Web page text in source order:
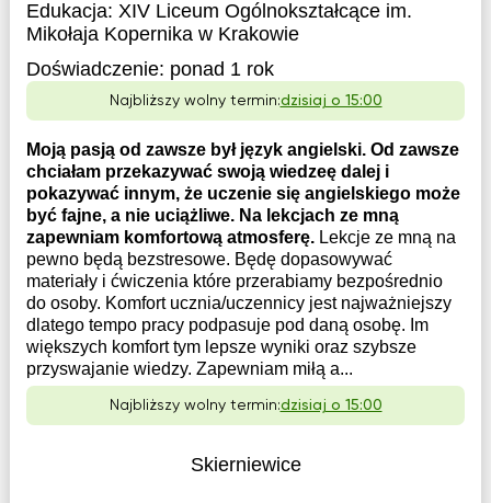
Edukacja: XIV Liceum Ogólnokształcące im.
Mikołaja Kopernika w Krakowie
Doświadczenie: ponad 1 rok
Najbliższy wolny termin:dzisiaj o 15:00
Moją pasją od zawsze był język angielski. Od zawsze
chciałam przekazywać swoją wiedzeę dalej i
pokazywać innym, że uczenie się angielskiego może
być fajne, a nie uciążliwe. Na lekcjach ze mną
zapewniam komfortową atmosferę. Lekcje ze mną na
pewno będą bezstresowe. Będę dopasowywać
materiały i ćwiczenia które przerabiamy bezpośrednio
do osoby. Komfort ucznia/uczennicy jest najważniejszy
dlatego tempo pracy podpasuje pod daną osobę. Im
większych komfort tym lepsze wyniki oraz szybsze
przyswajanie wiedzy. Zapewniam miłą a...
Najbliższy wolny termin:dzisiaj o 15:00
Skierniewice